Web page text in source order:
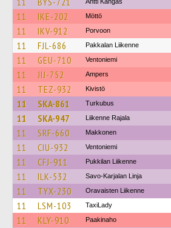
11 IKE-202 Möttö
11 IKV-912 Porvoon
11 FJL-686 Pakkalan Liikenne
11 GEU-710 Ventoniemi
11 JIJ-752 Ampers
11 TEZ-932 Kivistö
11 SKA-861 Turkubus
11 SKA-947 Liikenne Rajala
11 SRF-660 Makkonen
11 CIU-932 Ventoniemi
11 CFJ-911 Pukkilan Liikenne
11 ILK-532 Savo-Karjalan Linja
11 TYX-230 Oravaisten Liikenne
11 LSM-103 TaxiLady
11 KLY-910 Paakinaho